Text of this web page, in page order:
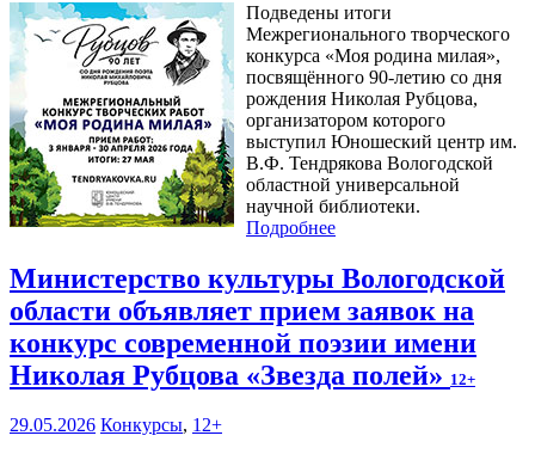
Подведены итоги
Межрегионального творческого
конкурса «Моя родина милая»,
посвящённого 90-летию со дня
рождения Николая Рубцова,
организатором которого
выступил Юношеский центр им.
В.Ф. Тендрякова Вологодской
областной универсальной
научной библиотеки.
Подробнее
Министерство культуры Вологодской
области объявляет прием заявок на
конкурс современной поэзии имени
Николая Рубцова «Звезда полей» 12+
29.05.2026 Конкурсы, 12+